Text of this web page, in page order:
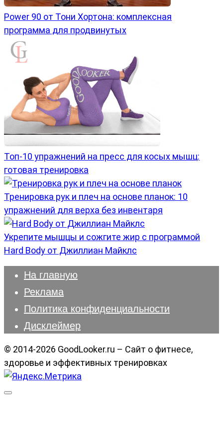
Power 90 от Тони Хортона: комплексная
программа для продвинутых
Топ-10 упражнений на пресс для косых мышц:
готовая тренировка
Тренировка рук и плеч на основе планок: 10
упражнений для верха без инвентаря
Укрепите мышцы и сожгите жир с программой
Hard Body от Джиллиан Майклс
На главную
Реклама
Политика конфиденциальности
Дисклеймер
© 2014-2026 GoodLooker.ru – Сайт о фитнесе,
здоровье и эффективных тренировках